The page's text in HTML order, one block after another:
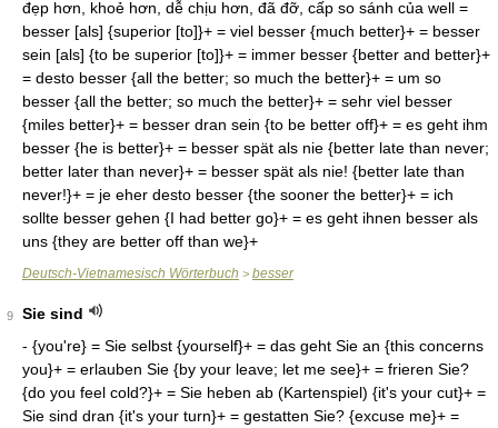
đẹp hơn, khoẻ hơn, dễ chịu hơn, đã đỡ, cấp so sánh của well =
besser [als] {superior [to]}+ = viel besser {much better}+ = besser
sein [als] {to be superior [to]}+ = immer besser {better and better}+
= desto besser {all the better; so much the better}+ = um so
besser {all the better; so much the better}+ = sehr viel besser
{miles better}+ = besser dran sein {to be better off}+ = es geht ihm
besser {he is better}+ = besser spät als nie {better late than never;
better later than never}+ = besser spät als nie! {better late than
never!}+ = je eher desto besser {the sooner the better}+ = ich
sollte besser gehen {I had better go}+ = es geht ihnen besser als
uns {they are better off than we}+
Deutsch-Vietnamesisch Wörterbuch > besser
9
Sie sind
- {you're} = Sie selbst {yourself}+ = das geht Sie an {this concerns you}+ = erlauben Sie {by your leave; let me see}+ = frieren Sie? {do you feel cold?}+ = Sie heben ab (Kartenspiel) {it's your cut}+ = Sie sind dran {it's your turn}+ = gestatten Sie? {excuse me}+ = hören Sie mal! {I say!}+ = wie Sie wollen {as you will}+ = Verzeihen Sie! {I beg your pardon!}+ = Sind Sie satt? {Are you full?}+ = wie heißen Sie? {what is your name?}+ = er holt Sie ein {he'll catch up with you}+ = treten Sie ein! {walk in!}+ = sind Sie fertig? {have you finished?}+ = Sie dreht durch. {She's cracking up.}+ = seien Sie so gut {do me the kindness}+ = wie Sie wünschen {as you please}+ = woher kommen Sie? {where do you come from?}+ = Sie sind gemeint. {This means you.}+ = Das betrifft Sie. {This concerns you.}+ = Erheben Sie sich! {All Rise!}+ = was wünschen Sie? {what can I do for you?; what do you wish?}+ = da irren Sie sich {there you are mistaken}+ = versuchen Sie es! {have a try at it!}+ = wohin fahren Sie? {where are you bound for?}+ = Sie ist verreist. {She is out of town.}+ = Sie ist nicht da. {She's not in.}+ = treten Sie näher! {come closer!}+ = wollen Sie zu mir? {do you want to see me?}+ = seien Sie sachlich {stick to facts}+ = bleiben Sie sitzen {keep your seats!}+ = Sie sehen gut aus. {You look well.}+ = Rufen Sie mich an! {Give me a call!}+ = Sie verstehen ihn. {they sympathize with him.}+ = Sehen Sie sich um! {Look behind you!}+ = Wie groß sind Sie? {What's your height?}+ = Benehmen Sie sich! {Behave yourself!}+ = Sie wohnt bei mir. {She's staying with me.}+ = Sie war beleidigt. {She was offended.}+ = Sie werden gebeten {you are requested}+ = Meckern Sie nicht! {Don't be so fussy!}+ = das geht Sie nichts an {that doesn't regard you; that's none of your business; that's nothing to you}+ = ich rechne auf Sie [wegen] {I look to you [for]}+ = wie nennen Sie das? {what do you call that?}+ = Verstehen Sie mich? {Do you take me?}+ = Sie kam als letzte. {She came last.}+ = Passen Sie gut auf! {Pay close attention!}+ = Sie ist von gestern. {She's quite a back number.}+ = wo sind Sie geboren? {where were you born?}+ = Was Sie nicht sagen! {You don't say so!}+ = Sie ist fantasielos. {She has no imagination.}+ = Sie ist unglaublich. {She's the limit.}+ = Jetzt sind Sie dran. {the ball's in your court.}+ = wie kommen Sie dazu? {how dare you?}+ = Das wissen Sie doch! {But you know that!}+ = denken Sie sich nur! {just imagine!}+ = Seien Sie anständig! {Behave yourself!}+ = wie fühlen Sie sich? {how do you feel?}+ = Ganz wie Sie wollen. {Just as you like.}+ = Wem erzählen Sie das! {You are telling me!}+ = Halten Sie es geheim! {Keep it dark!}+ = Was halten Sie davon? {How does it strike you?}+ = fahren Sie langsamer! {slow down!}+ = was halten Sie davon? {what do you make of it?}+ = Sie ist schlagfertig. {She's quick at repartee.}+ = Sie leugnete rundweg. {She flatly denied.}+ = Sie kann gut rechnen. {She's good at sums.}+ = Bleiben Sie sachlich! {Stick to facts!}+ = Fahren Sie nach links! {Make a left turn!}+ = halten Sie sich rechts {keep to your right}+ = er möchte Sie sprechen {he wishes to see you}+ = Sie lügt wie gedruckt. {She's a lying so-and-so.}+ = Das gilt auch für Sie. {that applies to you too.}+ = Bitten Sie sie herein. {Ask her in.}+ = überlassen Sie es mir! {leave it to me!}+ = Entschuldigen Sie mich {pardon me}+ = was erlauben Sie sich? {how dare you?}+ = Fangen Sie an zu lesen! {Begin reading!}+ = nach dem, was Sie sagen {from what you say}+ = was wollen Sie von ihm? {what do you want with him?}+ = Sie durfte nicht gehen. {She wasn't allowed to go.}+ = Welche Größe haben Sie? {What size do you take?}+ = bitte, fahren Sie fort! {go on, please!}+ = Sie können mir glauben. {You can take it from me.}+ = bitte bedienen Sie sich {please help yourself}+ = können Sie das belegen? {can you furnish proof of that?}+ = bemühen Sie sich nicht! {don't bother!}+ = werden Sie daraus klug? {does it make sense to you?}+ = Seien Sie offen zu mir! {Be frank with me!}+ = deswegen sind Sie hier. {that's why you're here.}+ = Sie schritt auf und ab. {She paved up and down.}+ = tun Sie, was Sie wollen {do as you please}+ = nehmen Sie es nicht übel {don't take it amiss}+ = haben Sie schon gewählt? {have you made your choice?}+ = Sie hörte schweigend zu. {She listened in silence.}+ = besuchen Sie mich einmal {come to see me some time}+ = Bitte bedenken Sie doch! {Pray, consider!}+ = Sie ist sehr wählerisch. {She's very particular.}+ = wie können Sie es wagen? {how dare you?}+ = wollen Sie es probieren? {would you care to try it?}+ = Sie ist wieder die alte. {She's herself again.}+ = Sie fühlt sich gekränkt. {She feels hurt.}+ = wo sind Sie beschäftigt? {where do you work?}+ = wünschen Sie noch etwas? {would you like anything else?}+ = Entschuldigen Sie bitte. {You've my apologies.}+ = Entschuldigen Sie bitte! {I beg your pardon!; excuse me, please!}+ = kommen Sie morgen zu mir {see me tomorrow}+ = das dürfen Sie nie vergessen {you must never forget that}+ = Sie hat nichts zu melden. {She's a nobody.}+ = Sie wird leicht seekrank. {She's a bad sailor.}+ = welche Farbe möchten Sie? {what colour do you want?}+ = machen Sie es sich bequem {make yourself at home; make yourself comfortable}+ = worauf wollen Sie hinaus? {what are you driving at?}+ = Sie sollten sich schämen. {You ought to be ashamed of yourself.}+ = Das werden Sie mir büßen! {You'll hear of this!}+ = jetzt, da Sie es erwähnen {now you mention it}+ = Nehmen Sie es nicht übel. {Don't take it amiss.}+ = langen Sie ordentlich zu! (beim Essen) {cut and come again!}+ = er behauptet Sie zu kennen {he claims to know you}+ = Ich verlasse mich auf Sie. {I count on you.}+ = Rechnen Sie nicht mit mir! {You can count me out!}+ = er wünscht Sie zu sprechen {he wishes to see you}+ = Können Sie das beschwören? {Can you swear to that?}+ = Bitte seien Sie pünktlich. {Please be on time.}+ = würden Sie mir bitte sagen {would you kindly tell me}+ = Glauben Sie es bloß nicht. {Don't run away with the idea.}+ = Erinnern Sie sich an mich? {Do you remember me?}+ = Und was wünschen Sie noch? {And what more do you want?}+ = Sie haben nichts gegessen. {they feel empty.}+ = ich habe eine Bitte an Sie {may I ask you a favour}+ = können Sie mir herausgeben? {can you give me change?}+ = Sie ist piekfein gekleidet. {She's dressed up to the nines.}+ = Sie haben uns sehr gefehlt. {We've missed you badly.}+ = wären Sie so freundlich und {would you be kind enough to}+ = Sie braucht nicht zu gehen. {She hasn't got to go.}+ = Sie war tief eingeschlafen. {She was fast asleep.}+ = Gehen Sie sparsam damit um! {Use it sparingly!}+ = Sie ist sein ein und alles. {She's all the world to him.}+ = Sie werden bald gesund sein {you'll soon get well}+ = was wollen Sie damit sagen? {what do you mean by that?}+ = Bekennen Sie sich schuldig? {Do you plead guilty?}+ = Sie können mich gern haben. {I'll see you further first.}+ = wieviel verlangen Sie dafür? {what are you asking for that?}+ = Sie müssen sich entscheiden. {You have to make up your mind.}+ = Sie ist sehr mager geworden. {She's grown very thin.}+ = Mit wem sind Sie verabredet? {Who is your date?}+ = Sie amüsierte sich köstlich. {She had a ripping good time.}+ = grüßen Sie ihn schön von mir {give him my best regards}+ = in welcher Branche sind Sie? {what line are you in?}+ = unterbrechen Sie mich nicht! {don't interrupt me!}+ = ich hoffe daß Sie gesund sind {I trust that you are well}+ = Wie sind Sie darauf gekommen? {How did you hit on that?}+ = Wie Sie es auch immer machen. {However you do it.}+ = Sie können es ruhig gestehen. {You may as well own up.}+ = Kümmern Sie sich nicht darum. {Don't bother about it.}+ = lassen Sie es mich versuchen! {let me have a try at it!}+ = haben Sie etwas zu verzollen? {do you have anything to declare?}+ = wenn Sie nichts dagegen haben {if you don't object}+ = Machen Sie es wie Sie wollen! {Do your best or your worst!}+ = versäumen Sie nicht hinzugehen {don't fail to go there}+ = lassen Sie sich nicht nötigen! {don't wait to be asked!}+ = ich bin zweimal so alt wie Sie {I'm double your age}+ = lassen Sie sich nicht täuschen {don't let yourself be fooled}+ = Sie fragten mich geradeheraus. {they asked me point-black.}+ = Sie haben es heraufbeschworen. {You've asked for it.}+ = Sie ist entschlossen zu gehen. {She's bent on going.}+ = Warten Sie, bis Sie dran sind! {wait your turn!}+ = das können Sie uns nicht erzählen! {tell us another!}+ = Haben Sie sich gut unterhalten? {Did you have a nice time?}+ = Sie müssen mich einmal besuchen {you must come and see me some day}+ = Wahrscheinlich haben Sie recht. {I dare say you're right.}+ = erlauben Sie mir, das zu machen {let me do that}+ = Sie haben sich nicht verstanden. {they didn't get on well together.}+ = ich freue mich, Sie wiederzusehen {I'm looking forward to seeing you again}+ = würden Sie so freundlich sein und {would you be so kind as}+ = verstehen Sie, worauf es ankommt? {do you see the point?}+ = entschuldigen Sie, wenn ich störe {excuse my interrupting you}+ = Sie können sich darauf verlassen. {You can count on that.}+ = halten Sie es für wahrscheinlich? {do you think it probable?}+ = Lassen Sie sich nicht entmutigen. {Don't get discouraged.}+ = ich freue mich, Sie kennenzulernen {nice to meet you}+ = Sie ist gut bei ihm angeschrieben. {She's in his good books.}+ = ich freue mich, Sie kennenzulernen. {I'm glad to meet you.}+ = kann ich Sie telefonisch erreichen? {are you on the phone?}+ = Sie ist gar nicht so unmusikalisch. {She's not at all musical.}+ = Sie haben nichts füreinander übrig. {there's no love lost between them.}+ = Sie macht sich nur über Sie lustig. {She's only trying to poke fun at you.}+ = Ich begreife nicht, was Sie meinen. {I fail to see what you mean.}+ = Sie wollte es einfach nicht glauben. {She refused to believe it.}+ = Sie passen überhaupt nicht zusammen. {they're a bad match.}+ = Sie äußerte sich sehr offen darüber. {She was very outspoken about it.}+ = entsch